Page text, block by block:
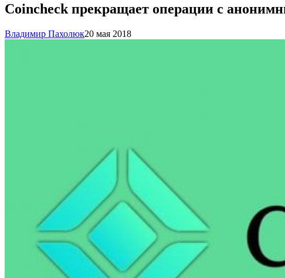
Coincheck прекращает операции с
Владимир Пахолюк20 мая 2018